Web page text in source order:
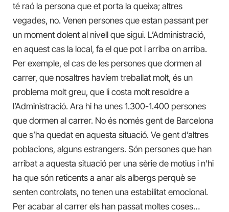
té raó la persona que et porta la queixa; altres
vegades, no. Venen persones que estan passant per
un moment dolent al nivell que sigui. L’Administració,
en aquest cas la local, fa el que pot i arriba on arriba.
Per exemple, el cas de les persones que dormen al
carrer, que nosaltres havíem treballat molt, és un
problema molt greu, que li costa molt resoldre a
l’Administració. Ara hi ha unes 1.300-1.400 persones
que dormen al carrer. No és només gent de Barcelona
que s’ha quedat en aquesta situació. Ve gent d’altres
poblacions, alguns estrangers. Són persones que han
arribat a aquesta situació per una sèrie de motius i n’hi
ha que són reticents a anar als albergs perquè se
senten controlats, no tenen una estabilitat emocional.
Per acabar al carrer els han passat moltes coses…